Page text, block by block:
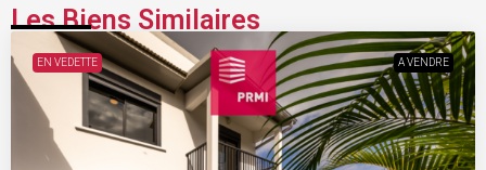
Les Biens Similaires
EN VEDETTE A VENDRE